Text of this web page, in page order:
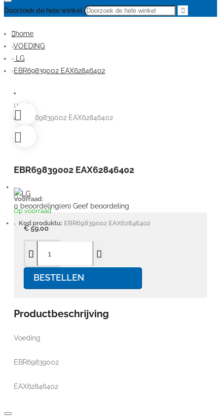
Doorzoek de hele winkel
home
VOEDING
LG
EBR69839002 EAX62846402
Used
EBR69839002 EAX62846402
Voorraad:
Op voorraad
Kod produktu: EBR69839002 EAX62846402
0 beoordeling(en) Geef beoordeling
€ 59,00
BESTELLEN
Productbeschrijving
Voeding
EBR69839002
EAX62846402